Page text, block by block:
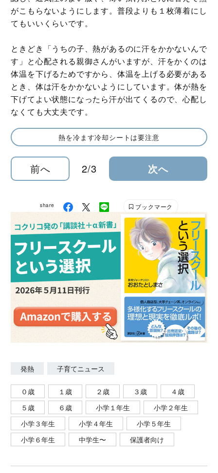
がこもらないようにします。普段よりも１枚薄着にし
てもいいくらいです。
ときどき「うちの子、熱があるのに汗をかかないんで
す」と心配される親御さんがいますが、汗をかくのは
体温を下げるためですから、体温を上げる必要がある
とき、体は汗をかかないようにしています。体が熱を
下げてよい状態になったら汗が出てくるので、心配し
なくても大丈夫です。
熱を冷ます冷却シートは要注意
前へ 2/3 次へ
share ブックマーク
発熱 子育てニュース
０歳 １歳 ２歳 ３歳
４歳
５歳
６歳 小学１年生
小学２年生
小学３年生
小学４年生
小学５年生
小学６年生
中学生〜 保護者向け